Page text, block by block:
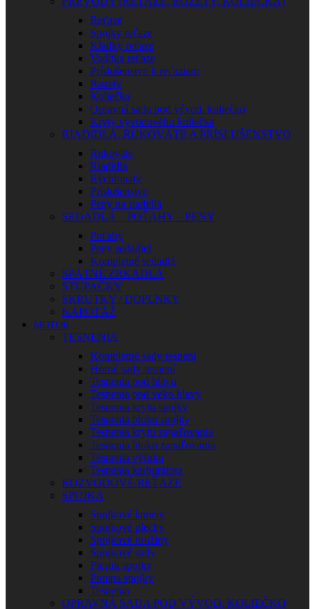
Reťaze
Spojky reťaze
Kladky reťaze
Vodítka reťaze
Príslušenstvo k reťaziam
Rozety
Koliečka
Opravná sada pod vývod. koliečko
Kryty vývodového koliečka
RIADIDLÁ, RUKOVÄTE A PRÍSLUŠENSTVO
Rukoväte
Riadidlá
Rýchlopaly
Príslušenstvo
Peny na riadidlá
SEDADLÁ – POŤAHY – PENY
Poťahy
Peny sedadiel
Kompletné sedadlá
SPÄTNÉ ZRKADLÁ
STUPAČKY
SKRUTKY / DOPLNKY
KAPOTÁŽ
MOTOR
TESNENIA
Kompletné sady tesnení
Horné sady tesnení
Tesnenia pod hlavu
Tesnenia pod veko hlavy
Tesnenia krytu spojky
Tesnenia bloku spojky
Tesnenia krytu zapaľovania
Tesnenia bloku zapaľovania
Tesnenia výfuku
Tesnenia karburátora
ROZVODOVÉ REŤAZE
SPOJKA
Spojkové lamely
Spojkové plechy
Spojkové pružiny
Spojkové sady
Piestik spojky
Pumpa spojky
Tesnenia
OPRAVNÁ SADA POD VÝVOD. KOLIEČKO